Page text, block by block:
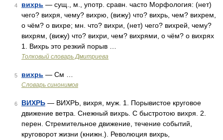
4 вихрь — сущ., м., употр. сравн. часто Морфология: (нет)
чего? вихря, чему? вихрю, (вижу) что? вихрь, чем? вихрем,
о чём? о вихре; мн. что? вихри, (нет) чего? вихрей, чему?
вихрям, (вижу) что? вихри, чем? вихрями, о чём? о вихрях
1. Вихрь это резкий порыв …
Толковый словарь Дмитриева
5 вихрь — См …
Словарь синонимов
6 ВИХРЬ — ВИХРЬ, вихря, муж. 1. Порывистое круговое
движение ветра. Снежный вихрь. С быстротою вихря. 2.
перен. Стремительное движение, течение событий,
круговорот жизни (книжн.). Революция вихрь,